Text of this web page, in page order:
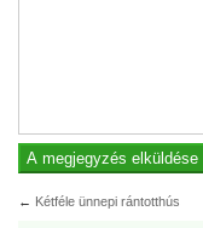
← Kétféle ünnepi rántotthús